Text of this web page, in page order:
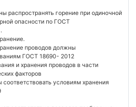
распространять горение при одиночной
опасности по ГОСТ
проводов должны
ГОСТ 18690- 2012
и хранения проводов в части
факторов
условиям хранения